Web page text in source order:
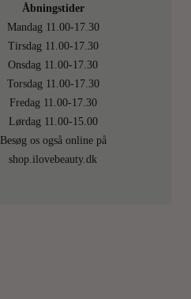
Åbningstider
Mandag 11.00-17.30
Tirsdag 11.00-17.30
Onsdag 11.00-17.30
Torsdag 11.00-17.30
Fredag 11.00-17.30
Lørdag 11.00-15.00
Besøg os også online på
shop.ilovebeauty.dk